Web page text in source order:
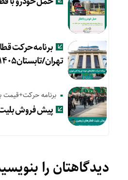
برنامه حرکت
تهران/تابستان۱۴۰۵
برنامه حرکت+قیمت
پیش‌ فروش بلیت
دیدگاهتان را